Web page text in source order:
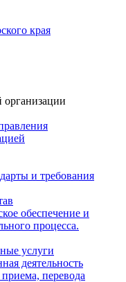
организации
и требования
обеспечение и
процесса.
услуги
деятельность
перевода